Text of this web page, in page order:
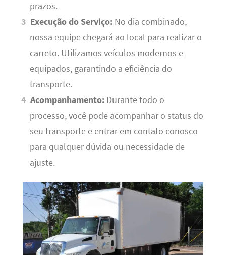
prazos.
Execução do Serviço: No dia combinado,
nossa equipe chegará ao local para realizar o
carreto. Utilizamos veículos modernos e
equipados, garantindo a eficiência do
transporte.
Acompanhamento: Durante todo o
processo, você pode acompanhar o status do
seu transporte e entrar em contato conosco
para qualquer dúvida ou necessidade de
ajuste.